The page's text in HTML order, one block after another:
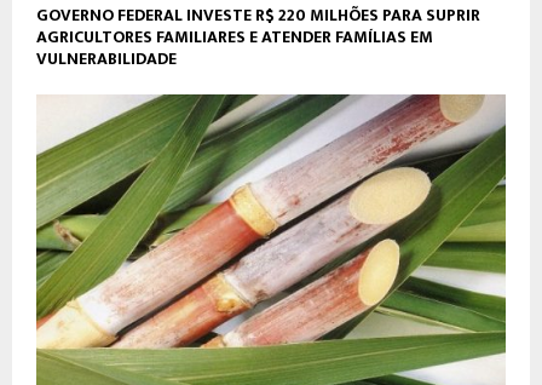
GOVERNO FEDERAL INVESTE R$ 220 MILHÕES PARA SUPRIR
AGRICULTORES FAMILIARES E ATENDER FAMÍLIAS EM
VULNERABILIDADE